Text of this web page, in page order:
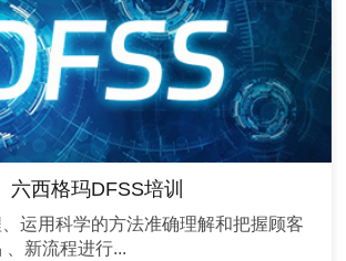
六西格玛DFSS培训
运用科学的方法准确理解和把握顾客
、新流程进行...